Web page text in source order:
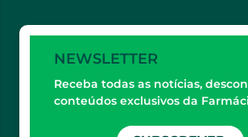
NEWSLETTER
Receba todas as notícias,
conteúdos exclusivos da